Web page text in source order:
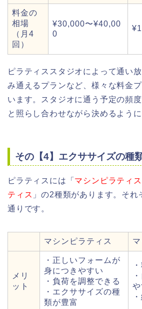
料金の
相場
（月4
回）
¥30,000〜¥40,00
0
ピラティススタジオによって通い
み通えるプランなど、様々な料金
います。スタジオに通う予定の頻
と照らし合わせながら決めるように
その【4】エクササイズの種
ピラティスには「 マシンピラティス
ティス 」の2種類があります。そ
通りです。
マシンピラティス
メリ
ット
・正しいフォームが
身につきやすい
・負荷を調整できる
・エクササイズの種
類が豊富